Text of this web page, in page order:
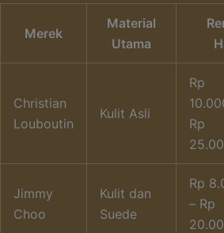
Merek
Material
Utama
Christian
Louboutin
Kulit Asli
Rp
Rp
Jimmy
Choo
Kulit dan
Suede
Rp
– Rp